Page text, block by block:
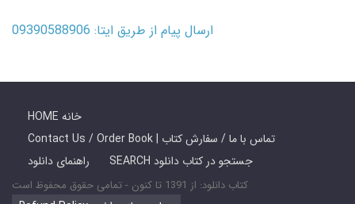
ارسال پیام از طریق ایتا: 09390588906
HOME خانه
Contact Us / Order Book | تماس با ما / سفارش کتاب
راهنمای دانلود
SEARCH جستجو در کتاب دانلود
کتاب دانلود: از 1391 تا کنون - تمامی حقوق محفوظ است